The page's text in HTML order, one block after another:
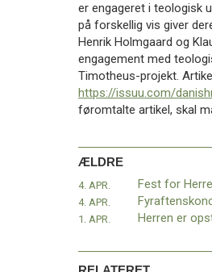
Inspiration
Værktøjskassen
BaptistKirken
er engageret i teologisk
på forskellig vis giver
Henrik Holmgaard og
engagement med
Timotheus-projekt.
https://issuu.com/
føromtalte artikel, skal
ÆLDRE
4. APR. Fest for
4. APR.
1. APR. Herren er